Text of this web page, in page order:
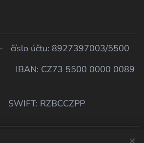
- číslo účtu: 8927397003/5500
5500 0000 0089